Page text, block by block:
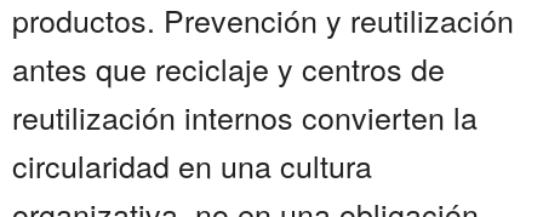
productos. Prevención y reutilización
antes que reciclaje y centros de
reutilización internos convierten la
circularidad en una cultura